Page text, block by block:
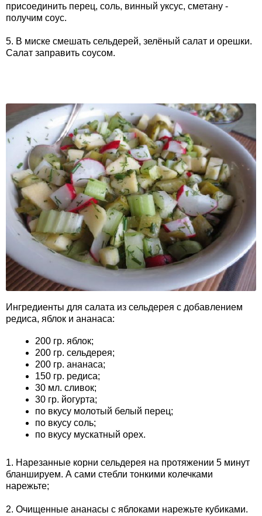
присоединить перец, соль, винный уксус, сметану -
получим соус.
5. В миске смешать сельдерей, зелёный салат и орешки.
Салат заправить соусом.
Ингредиенты для салата из сельдерея с добавлением
редиса, яблок и ананаса:
200 гр. яблок;
200 гр. сельдерея;
200 гр. ананаса;
150 гр. редиса;
30 мл. сливок;
30 гр. йогурта;
по вкусу молотый белый перец;
по вкусу соль;
по вкусу мускатный орех.
1. Нарезанные корни сельдерея на протяжении 5 минут
бланшируем. А сами стебли тонкими колечками
нарежьте;
2. Очищенные ананасы с яблоками нарежьте кубиками.